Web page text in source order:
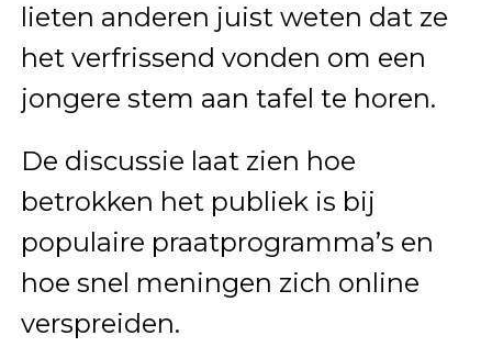
lieten anderen juist weten dat ze
het verfrissend vonden om een
jongere stem aan tafel te horen.
De discussie laat zien hoe
betrokken het publiek is bij
populaire praatprogramma’s en
hoe snel meningen zich online
verspreiden.